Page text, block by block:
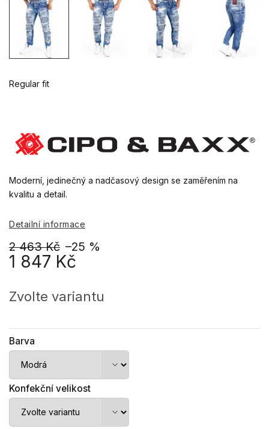
2 463 Kč –25 %
1 847 Kč
cena:
Zvolte variantu
Barva
Konfekční velikost
Regular fit
Moderní, jedinečný a nadčasový design se zaměřením na
kvalitu a detail.
Detailní informace